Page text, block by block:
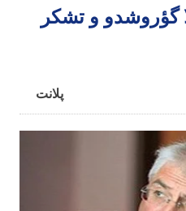
گؤروشدو و تشکر
پلانت